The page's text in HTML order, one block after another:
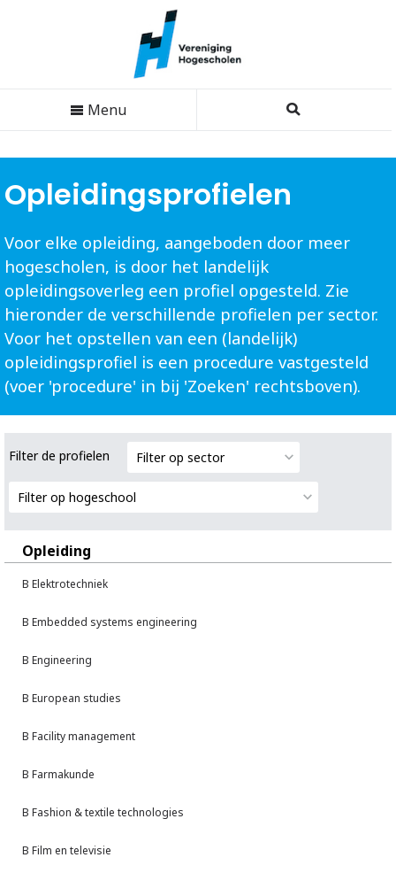
Menu
Opleidingsprofielen
Voor elke opleiding, aangeboden door meer
hogescholen, is door het landelijk
opleidingsoverleg een profiel opgesteld. Zie
hieronder de verschillende profielen per sector.
Voor het opstellen van een (landelijk)
opleidingsprofiel is een procedure vastgesteld
(voer 'procedure' in bij 'Zoeken' rechtsboven).
Filter de profielen Filter op sector
Filter op hogeschool
Opleiding
B Elektrotechniek
B Embedded systems engineering
B Engineering
B European studies
B Facility management
B Farmakunde
B Fashion & textile technologies
B Film en televisie